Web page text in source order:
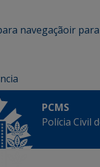
navegaçãoir
PCMS
Polícia Civil